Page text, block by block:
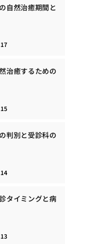
自然治癒期間と
治癒するための
判別と受診科の
タイミングと病